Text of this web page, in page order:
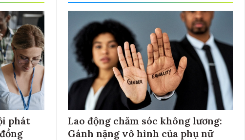
phát
Lao động chăm sóc không lương:
Gánh nặng vô hình của phụ nữ